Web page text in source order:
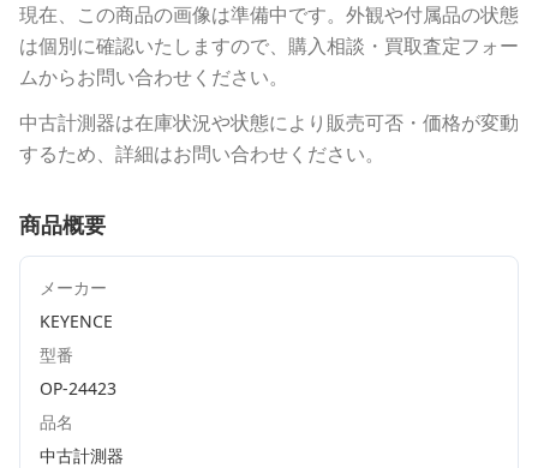
現在、この商品の画像は準備中です。外観や付属品の状態
は個別に確認いたしますので、購入相談・買取査定フォー
ムからお問い合わせください。
中古計測器は在庫状況や状態により販売可否・価格が変動
するため、詳細はお問い合わせください。
商品概要
メーカー
KEYENCE
型番
OP-24423
品名
中古計測器